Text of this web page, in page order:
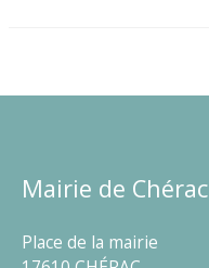
Mairie de Chérac
Place de la mairie